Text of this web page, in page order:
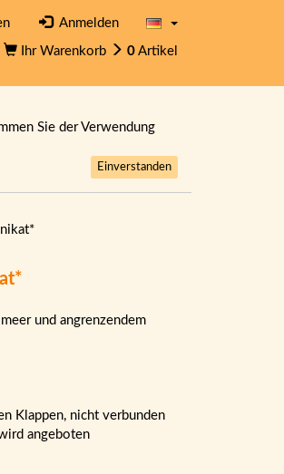
Anmelden
Ihr Warenkorb 0 Artikel
Sie der Verwendung
Einverstanden
und angrenzendem
Klappen, nicht verbunden
angeboten